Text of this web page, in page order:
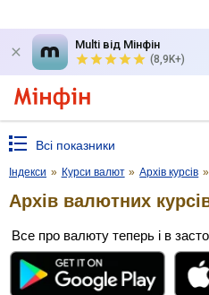
Multi від Мінфін
(8,9K+)
Всі показники
Індекси » Курси валют » Архів курсів »
Архів валютних
Все про валюту теперь і в